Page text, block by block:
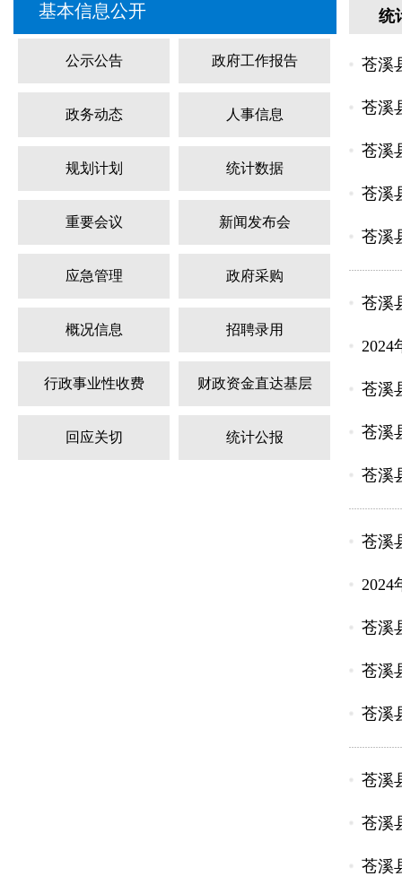
基本信息公开
公示公告 政府工作报告
政务动态 人事信息
规划计划 统计数据
重要会议 新闻发布会
应急管理 政府采购
概况信息 招聘录用
行政事业性收费 财政资金直达基层
回应关切 统计公报
统
苍溪
苍溪
苍溪
苍溪
苍溪
苍溪
2024
苍溪
苍溪
苍溪
苍溪
2024
苍溪
苍溪
苍溪
苍溪
苍溪
苍溪